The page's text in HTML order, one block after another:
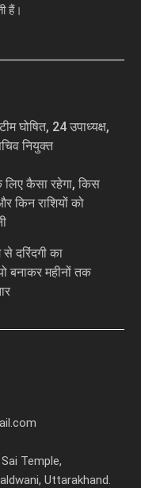
हैं।
घोषित, 24 उपाध्यक्ष,
नियुक्त
कैसा रहेगा, किस
किन राशियों को
दरिंदगी का
बनाकर महीनों तक
Temple,
Uttarakhand.